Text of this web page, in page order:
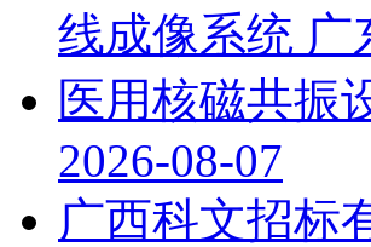
线成像系统 广
医用核磁共振
2026-08-07
广西科文招标